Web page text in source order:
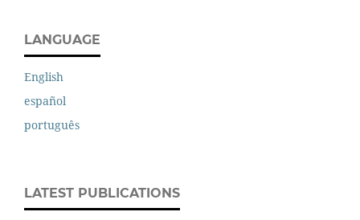
LANGUAGE
English
español
português
LATEST PUBLICATIONS